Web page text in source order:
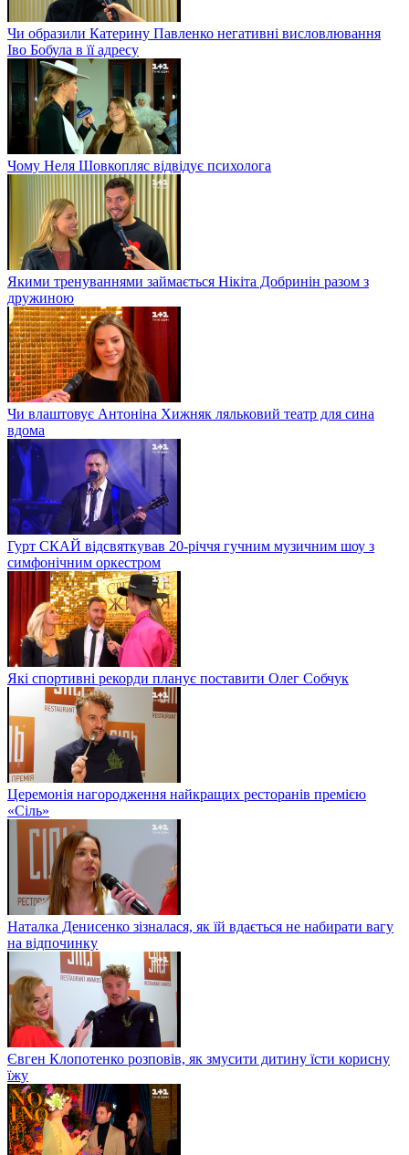
Чи образили Катерину Павленко негативні висловлювання
Іво Бобула в її адресу
Чому Неля Шовкопляс відвідує психолога
Якими тренуваннями займається Нікіта Добринін разом з
дружиною
Чи влаштовує Антоніна Хижняк ляльковий театр для сина
вдома
Гурт СКАЙ відсвяткував 20-річчя гучним музичним шоу з
симфонічним оркестром
Які спортивні рекорди планує поставити Олег Собчук
Церемонія нагородження найкращих ресторанів премією
«Сіль»
Наталка Денисенко зізналася, як їй вдається не набирати вагу
на відпочинку
Євген Клопотенко розповів, як змусити дитину їсти корисну
їжу